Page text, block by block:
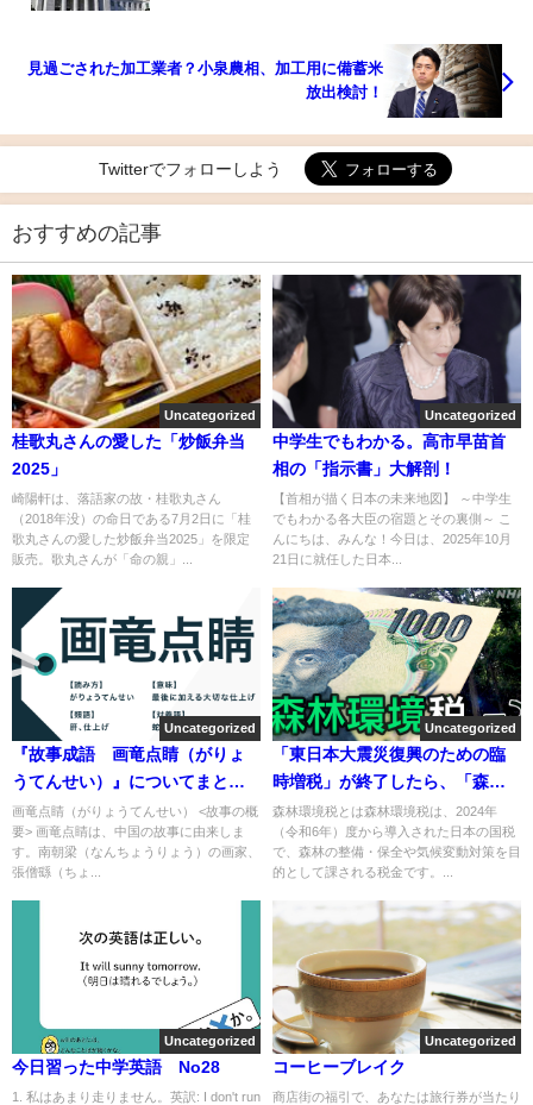
見過ごされた加工業者？小泉農相、加工用に備蓄米
放出検討！
Twitterでフォローしよう
おすすめの記事
Uncategorized
桂歌丸さんの愛した「炒飯弁当
2025」
崎陽軒は、落語家の故・桂歌丸さん
（2018年没）の命日である7月2日に「桂
歌丸さんの愛した炒飯弁当2025」を限定
販売。歌丸さんが「命の親」...
Uncategorized
中学生でもわかる。高市早苗首
相の「指示書」大解剖！
【首相が描く日本の未来地図】 ～中学生
でもわかる各大臣の宿題とその裏側～ こ
んにちは、みんな！今日は、2025年10月
21日に就任した日本...
Uncategorized
『故事成語 画竜点睛（がりょ
うてんせい）』についてまとめ
てみた
画竜点睛（がりょうてんせい） <故事の概
要> 画竜点睛は、中国の故事に由来しま
す。南朝梁（なんちょうりょう）の画家、
張僧繇（ちょ...
Uncategorized
「東日本大震災復興のための臨
時増税」が終了したら、「森林
環境税」で倍返し！
森林環境税とは森林環境税は、2024年
（令和6年）度から導入された日本の国税
で、森林の整備・保全や気候変動対策を目
的として課される税金です。...
Uncategorized
今日習った中学英語 No28
1. 私はあまり走りません。英訳: I don't run
Uncategorized
コーヒーブレイク
商店街の福引で、あなたは旅行券が当たり